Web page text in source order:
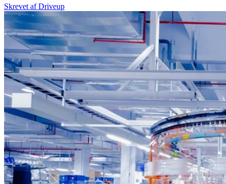
Skrevet afDriveup